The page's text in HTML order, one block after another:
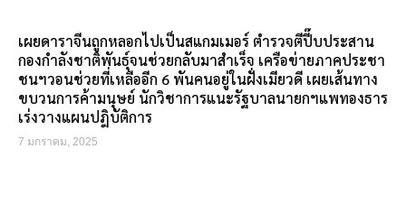
เผยดาราจีนถูกหลอกไปเป็นสแกมเมอร์ ตำรวจตีปี๊บประสาน
กองกำลังชาติพันธุ์จนช่วยกลับมาสำเร็จ เครือข่ายภาคประชา
ชนฯวอนช่วยที่เหลืออีก 6 พันคนอยู่ในฝั่งเมียวดี เผยเส้นทาง
ขบวนการค้ามนุษย์ นักวิชาการแนะรัฐบาลนายกฯแพทองธาร
เร่งวางแผนปฎิบัติการ
7 มกราคม, 2025